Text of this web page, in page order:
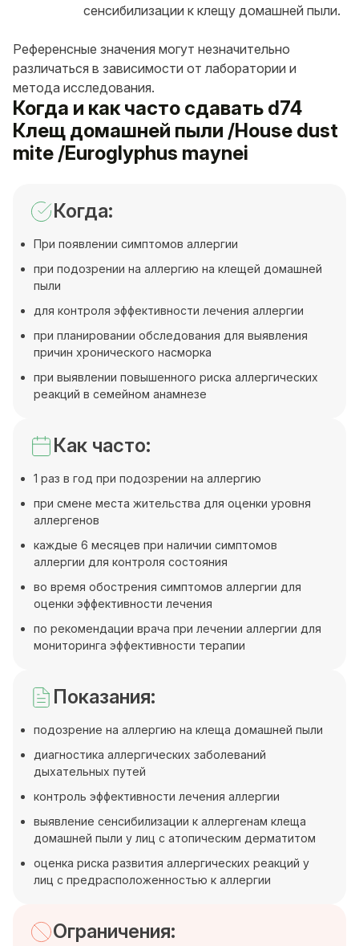
сенсибилизации к клещу домашней пыли.
Референсные значения могут незначительно
различаться в зависимости от лаборатории и
метода исследования.
Когда и как часто сдавать d74
Клещ домашней пыли /House dust
mite /Euroglyphus maynei
Когда:
При появлении симптомов аллергии
при подозрении на аллергию на клещей домашней
пыли
для контроля эффективности лечения аллергии
при планировании обследования для выявления
причин хронического насморка
при выявлении повышенного риска аллергических
реакций в семейном анамнезе
Как часто:
1 раз в год при подозрении на аллергию
при смене места жительства для оценки уровня
аллергенов
каждые 6 месяцев при наличии симптомов
аллергии для контроля состояния
во время обострения симптомов аллергии для
оценки эффективности лечения
по рекомендации врача при лечении аллергии для
мониторинга эффективности терапии
Показания:
подозрение на аллергию на клеща домашней пыли
диагностика аллергических заболеваний
дыхательных путей
контроль эффективности лечения аллергии
выявление сенсибилизации к аллергенам клеща
домашней пыли у лиц с атопическим дерматитом
оценка риска развития аллергических реакций у
лиц с предрасположенностью к аллергии
Ограничения: